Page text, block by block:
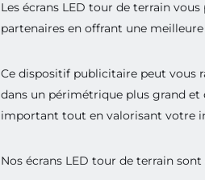
Les écrans LED tour de terrain
partenaires en offrant une
Ce dispositif publicitaire peut vous
dans un périmétrique plus grand et
important tout en valorisant votre
Nos écrans LED tour de terrain
affichage